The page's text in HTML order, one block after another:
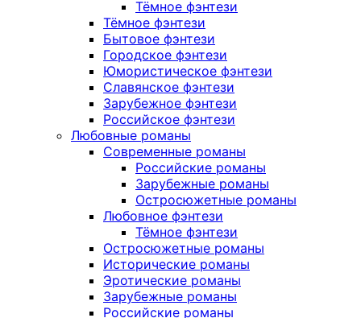
Тёмное фэнтези
Тёмное фэнтези
Бытовое фэнтези
Городское фэнтези
Юмористическое фэнтези
Славянское фэнтези
Зарубежное фэнтези
Российское фэнтези
Любовные романы
Современные романы
Российские романы
Зарубежные романы
Остросюжетные романы
Любовное фэнтези
Тёмное фэнтези
Остросюжетные романы
Исторические романы
Эротические романы
Зарубежные романы
Российские романы